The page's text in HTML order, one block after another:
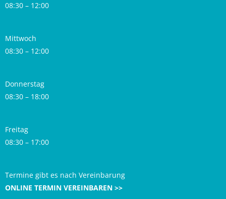
08:30 – 12:00
Mittwoch
08:30 – 12:00
Donnerstag
08:30 – 18:00
Freitag
08:30 – 17:00
Termine gibt es nach Vereinbarung
ONLINE TERMIN VEREINBAREN >>